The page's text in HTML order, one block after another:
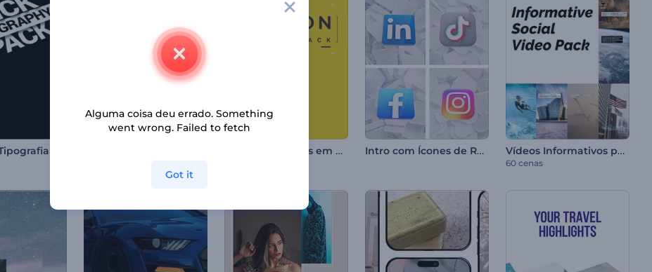
Pacote de Títulos em Movimento Intro com Ícones de Redes Sociais Vídeos Informativos para Redes Sociais
60 cenas
Alguma coisa deu errado. Something
went wrong. Failed to fetch
Got it